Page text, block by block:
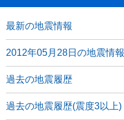
最新の地震情報
2012年05月28日の地震情報
過去の地震履歴
過去の地震履歴(震度3以上)